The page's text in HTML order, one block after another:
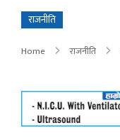
राजनीति
Home राजनीति